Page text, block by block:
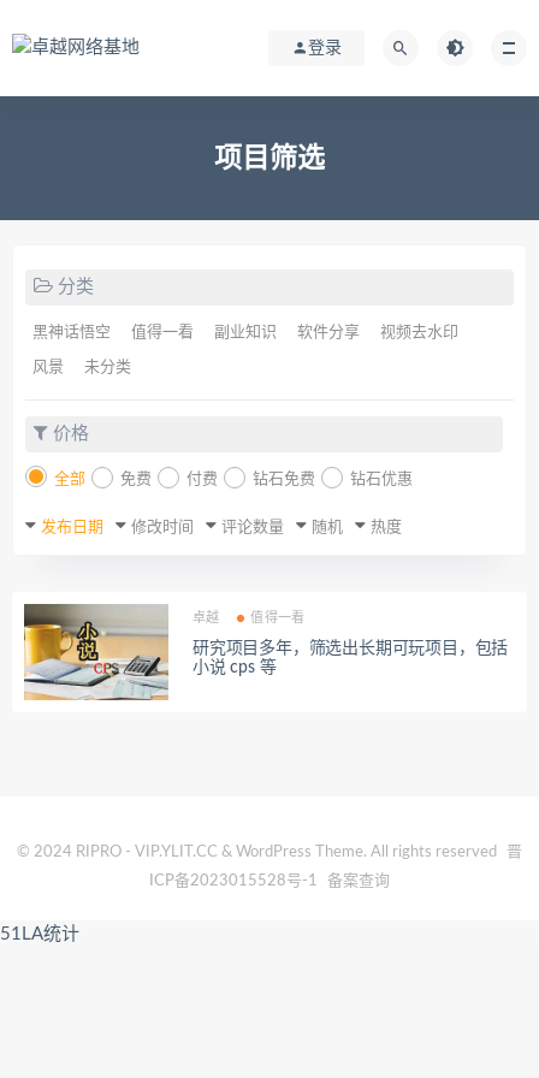
登录
项目筛选
分类
黑神话悟空 值得一看 副业知识 软件分享 视频去水印
风景 未分类
价格
全部 免费 付费 钻石免费 钻石优惠
发布日期 修改时间 评论数量 随机 热度
卓越 值得一看
研究项目多年，筛选出长期可玩项目，包括
小说 cps 等
© 2024 RIPRO - VIP.YLIT.CC & WordPress Theme. All rights reserved
晋
ICP备2023015528号-1
备案查询
51LA统计